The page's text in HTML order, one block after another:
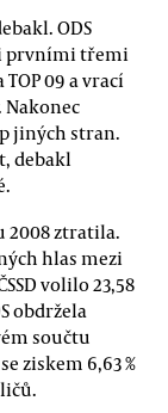
ODS
prvními třemi
09 a vrací
Nakonec
jiných stran.
debakl
2008 ztratila.
hlas mezi
volilo 23,58
obdržela
součtu
ziskem 6,63 %